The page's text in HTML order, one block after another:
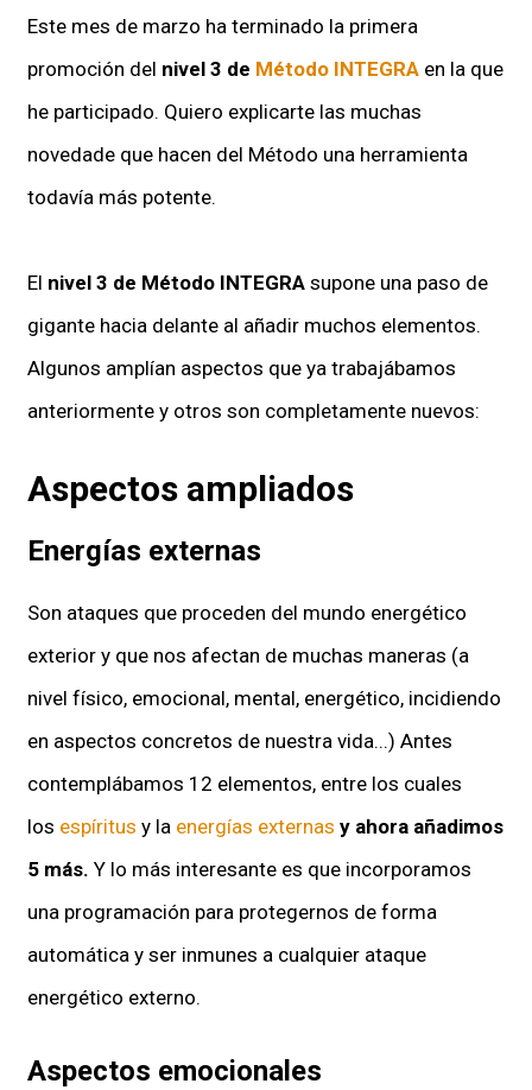
Este mes de marzo ha terminado la primera
promoción del nivel 3 de Método INTEGRA en la que
he participado. Quiero explicarte las muchas
novedade que hacen del Método una herramienta
todavía más potente.
El nivel 3 de Método INTEGRA supone una paso de
gigante hacia delante al añadir muchos elementos.
Algunos amplían aspectos que ya trabajábamos
anteriormente y otros son completamente nuevos:
Aspectos ampliados
Energías externas
Son ataques que proceden del mundo energético
exterior y que nos afectan de muchas maneras (a
nivel físico, emocional, mental, energético, incidiendo
en aspectos concretos de nuestra vida...) Antes
contemplábamos 12 elementos, entre los cuales
los espíritus y la energías externas y ahora añadimos
5 más. Y lo más interesante es que incorporamos
una programación para protegernos de forma
automática y ser inmunes a cualquier ataque
energético externo.
Aspectos emocionales